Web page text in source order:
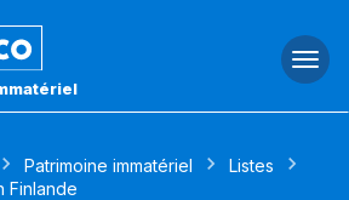
Patrimoine immatériel
Listes
Finlande